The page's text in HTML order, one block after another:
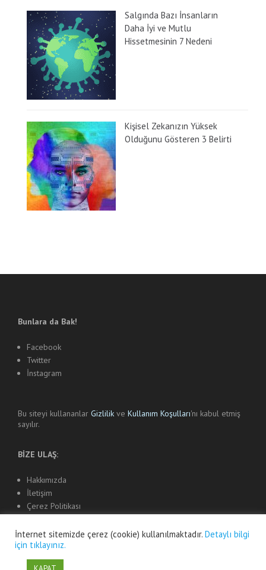
Salgında Bazı İnsanların
Daha İyi ve Mutlu
Hissetmesinin 7 Nedeni
Kişisel Zekanızın Yüksek
Olduğunu Gösteren 3 Belirti
Bunlara da Bak!
Facebook
Twitter
İnstagram
Bu siteyi kullananlar Gizlilik ve Kullanım Koşulları'nı kabul etmiş
sayılır.
BİZE ULAŞ:
Hakkımızda
İletişim
Çerez Politikası
Copyright © 2015-2026 brokoliweb
İnternet sitemizde çerez (cookie) kullanılmaktadır. Detaylı bilgi
için tıklayınız.